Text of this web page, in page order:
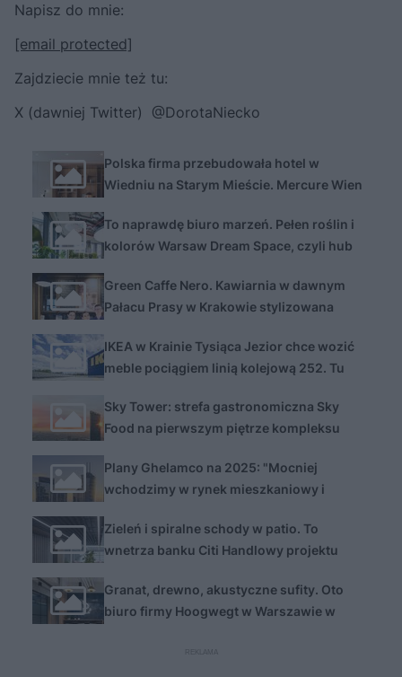
Napisz do mnie:
[email protected]
Zajdziecie mnie też tu:
X (dawniej Twitter) @DorotaNiecko
Polska firma przebudowała hotel w
Wiedniu na Starym Mieście. Mercure Wien
To naprawdę biuro marzeń. Pełen roślin i
kolorów Warsaw Dream Space, czyli hub
Green Caffe Nero. Kawiarnia w dawnym
Pałacu Prasy w Krakowie stylizowana
IKEA w Krainie Tysiąca Jezior chce wozić
meble pociągiem linią kolejową 252. Tu
Sky Tower: strefa gastronomiczna Sky
Food na pierwszym piętrze kompleksu
Plany Ghelamco na 2025: "Mocniej
wchodzimy w rynek mieszkaniowy i
Zieleń i spiralne schody w patio. To
wnetrza banku Citi Handlowy projektu
Granat, drewno, akustyczne sufity. Oto
biuro firmy Hoogwegt w Warszawie w